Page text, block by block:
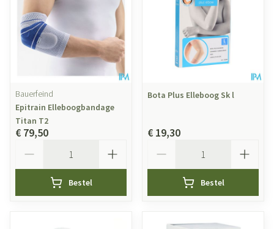
Bauerfeind
Epitrain Elleboogbandage
Titan T2
€ 79,50
Bestel
Bota Plus Elleboog Sk l
€ 19,30
Bestel